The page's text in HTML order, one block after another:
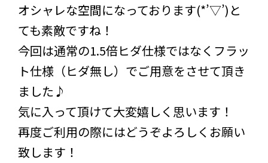
オシャレな空間になっております(*’▽’)と
ても素敵ですね！
今回は通常の1.5倍ヒダ仕様ではなくフラッ
ト仕様（ヒダ無し）でご用意をさせて頂き
ました♪
気に入って頂けて大変嬉しく思います！
再度ご利用の際にはどうぞよろしくお願い
致します！